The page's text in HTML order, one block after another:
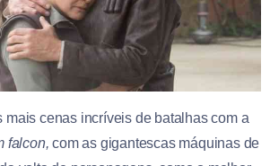
mais cenas incríveis de batalhas com a
falcon,com as gigantescas máquinas de